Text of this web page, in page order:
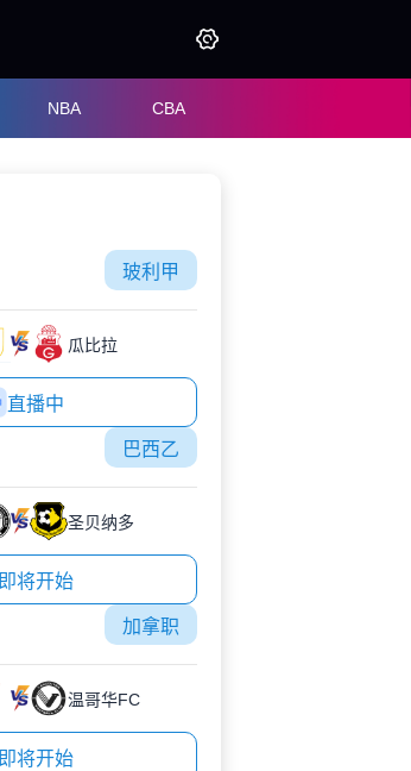
NBA CBA
玻利甲
瓜比拉
直播中
巴西乙
圣贝纳多
即将开始
加拿职
温哥华FC
即将开始